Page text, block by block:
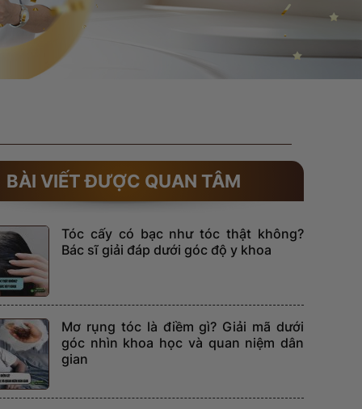
BÀI VIẾT ĐƯỢC QUAN TÂM
Tóc cấy có bạc như tóc thật không?
Bác sĩ giải đáp dưới góc độ y khoa
Mơ rụng tóc là điềm gì? Giải mã dưới
góc nhìn khoa học và quan niệm dân
gian